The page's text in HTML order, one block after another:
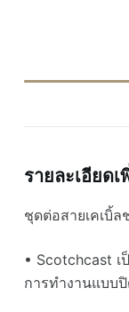
รายละเอียดเ
ชุดต่อสายเคเบิ้
• Scotchcast
การทำงานแบบ